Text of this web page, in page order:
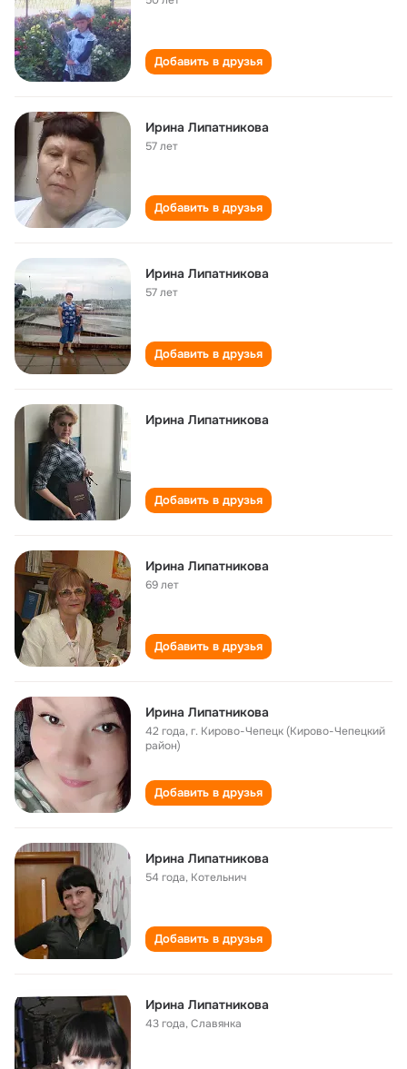
Добавить в друзья
Ирина Липатникова
57 лет
Добавить в друзья
Ирина Липатникова
57 лет
Добавить в друзья
Ирина Липатникова
Добавить в друзья
Ирина Липатникова
69 лет
Добавить в друзья
Ирина Липатникова
42 года,г. Кирово-Чепецк (Кирово-Чепецкий
район)
Добавить в друзья
Ирина Липатникова
54 года, Котельнич
Добавить в друзья
Ирина Липатникова
43 года,Славянка